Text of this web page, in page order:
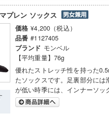
プレン ソックス
価格 ¥4,200（税込）
品番 #1127405
ブランド モンベル
【平均重量】76g
優れたストレッチ性を持った
たソックスです。足裏部分に
が低い時季には、インナーソッ